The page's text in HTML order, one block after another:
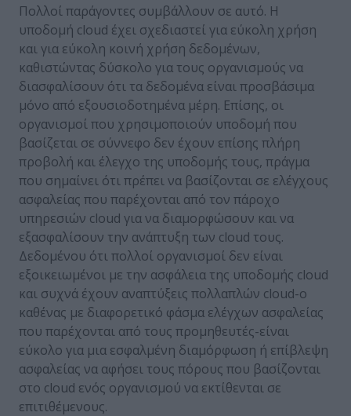
Πολλοί παράγοντες συμβάλλουν σε αυτό. Η
υποδομή cloud έχει σχεδιαστεί για εύκολη χρήση
και για εύκολη κοινή χρήση δεδομένων,
καθιστώντας δύσκολο για τους οργανισμούς να
διασφαλίσουν ότι τα δεδομένα είναι προσβάσιμα
μόνο από εξουσιοδοτημένα μέρη. Επίσης, οι
οργανισμοί που χρησιμοποιούν υποδομή που
βασίζεται σε σύννεφο δεν έχουν επίσης πλήρη
προβολή και έλεγχο της υποδομής τους, πράγμα
που σημαίνει ότι πρέπει να βασίζονται σε ελέγχους
ασφαλείας που παρέχονται από τον πάροχο
υπηρεσιών cloud για να διαμορφώσουν και να
εξασφαλίσουν την ανάπτυξη των cloud τους.
Δεδομένου ότι πολλοί οργανισμοί δεν είναι
εξοικειωμένοι με την ασφάλεια της υποδομής cloud
και συχνά έχουν αναπτύξεις πολλαπλών cloud-ο
καθένας με διαφορετικό φάσμα ελέγχων ασφαλείας
που παρέχονται από τους προμηθευτές-είναι
εύκολο για μια εσφαλμένη διαμόρφωση ή επίβλεψη
ασφαλείας να αφήσει τους πόρους που βασίζονται
στο cloud ενός οργανισμού να εκτίθενται σε
επιτιθέμενους.